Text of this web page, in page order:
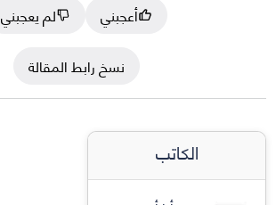
أعجبني
لم يعجبني
نسخ رابط المقالة
الكاتب